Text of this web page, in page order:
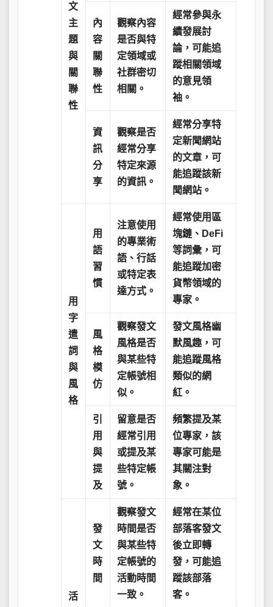
文
主
題
與
關
聯
性
內
容
關
聯
性
觀察內容
是否與特
定領域或
社群密切
相關。
經常參與永
續發展討
論，可能追
蹤相關領域
的意見領
袖。
資
訊
分
享
觀察是否
經常分享
特定來源
的資訊。
經常分享特
定新聞網站
的文章，可
能追蹤該新
聞網站。
用
字
遣
詞
與
風
格
用
語
習
慣
注意使用
的專業術
語、行話
或特定表
達方式。
經常使用區
塊鏈、DeFi
等詞彙，可
能追蹤加密
貨幣領域的
專家。
風
格
模
仿
觀察發文
風格是否
與某些特
定帳號相
似。
發文風格幽
默風趣，可
能追蹤風格
類似的網
紅。
引
用
與
提
及
留意是否
經常引用
或提及某
些特定帳
號。
頻繁提及某
位專家，該
專家可能是
其關注對
象。
活
發
文
時
間
觀察發文
時間是否
與某些特
定帳號的
活動時間
一致。
經常在某位
部落客發文
後立即轉
發，可能追
蹤該部落
客。